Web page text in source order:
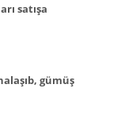
satışa
gümüş